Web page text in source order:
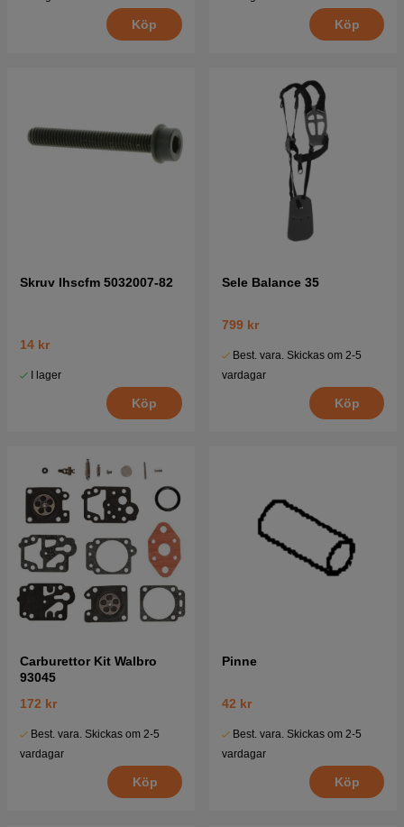
Köp Köp
Skruv Ihscfm 5032007-82
14 kr
I lager
Köp
Sele Balance 35
799 kr
Best. vara. Skickas om 2-5
vardagar
Köp
Carburettor Kit Walbro
93045
172 kr
Best. vara. Skickas om 2-5
vardagar
Köp
Pinne
42 kr
Best. vara. Skickas om 2-5
vardagar
Köp